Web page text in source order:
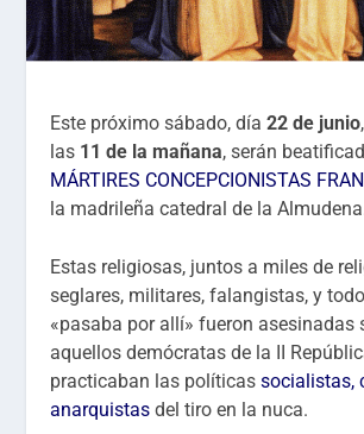
Este próximo sábado, día22 de junio
las 11 de la mañana, serán
MÁRTIRES CONCEPCIONISTAS
la madrileña catedral de la
Estas religiosas, juntos a miles de
seglares, militares, falangistas, y
«pasaba por allí» fueron asesinadas
aquellos demócratas de la II
practicaban las políticassocialistas,
anarquistas del tiro en la nuca.